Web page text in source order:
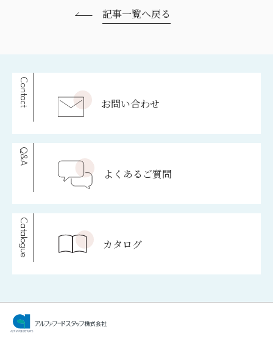
記事一覧へ戻る
Contact お問い合わせ
Q&A
よくあるご質問
Catalogue カタログ